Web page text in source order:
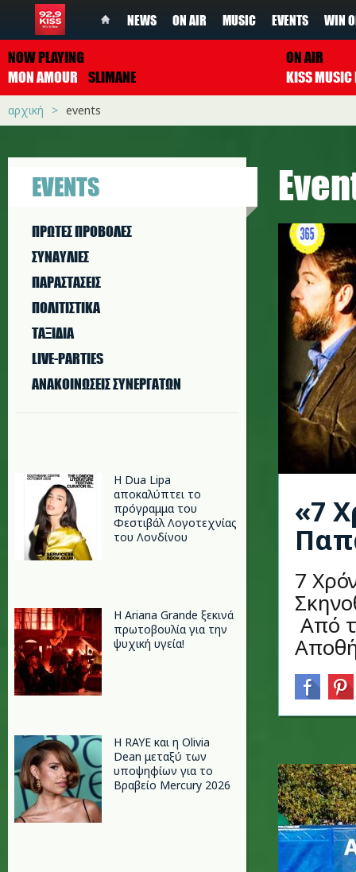
NEWS ON AIR MUSIC EVENTS WIN
NOW PLAYING
MON AMOUR
SLIMANE
ON AIR
αρχική events
EVENTS
ΠΡΩΤΕΣ ΠΡΟΒΟΛΕΣ
ΣΥΝΑΥΛΙΕΣ
ΠΑΡΑΣΤAΣΕΙΣ
ΠΟΛΙΤΙΣΤΙΚA
ΤΑΞΙΔΙΑ
LIVE-PARTIES
ΑΝΑΚΟΙΝΩΣΕΙΣ ΣΥΝΕΡΓΑΤΩΝ
Η Dua Lipa
αποκαλύπτει το
πρόγραμμα του
Φεστιβάλ Λογοτεχνίας
του Λονδίνου
Η Ariana Grande ξεκινά
πρωτοβουλία για την
ψυχική υγεία!
Η RAYE και η Olivia
Dean μεταξύ των
υποψηφίων για το
Βραβείο Mercury 2026
«7
7
Από